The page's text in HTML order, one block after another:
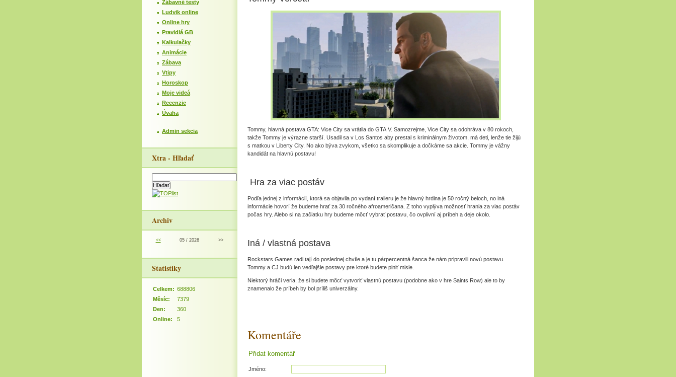
Zábavné testy
Ludvik online
Online hry
Pravidlá GB
Kalkulačky
Animácie
Zábava
Vtipy
Horoskop
Moje videá
Recenzie
Úvaha
Admin sekcia
Xtra - Hľadať
Archiv
<< 05 / 2026 >>
Statistiky
Online: 5
Celkem: 688806
Měsíc:
7379
Den:
360
Tommy, hlavná postava GTA: Vice City sa vrátila do GTA V. Samozrejme, Vice City sa odohráva v 80 rokoch,
takže Tommy je výrazne starší. Usadil sa v Los Santos aby prestal s kriminálnym životom, má deti, lenže tie žijú
s matkou v Liberty City. No ako býva zvykom, všetko sa skomplikuje a dočkáme sa akcie. Tommy je vážny
kandidát na hlavnú postavu!
Hra za viac postáv
Podľa jednej z informácií, ktorá sa objavila po vydaní traileru je že hlavný hrdina je 50 ročný beloch, no iná
informácie hovorí že budeme hrať za 30 ročného afroameričana. Z toho vyplýva možnosť hrania za viac postáv
počas hry. Alebo si na začiatku hry budeme môcť vybrať postavu, čo ovplivní aj príbeh a deje okolo.
Iná / vlastná postava
Rockstars Games radi tají do poslednej chvíle a je tu párpercentná šanca že nám pripravili novú postavu.
Tommy a CJ budú len vedľajšie postavy pre ktoré budete plniť misie.
Niektorý hráči veria, že si budete môcť vytvoriť vlastnú postavu (podobne ako v hre Saints Row) ale to by
znamenalo že príbeh by bol príliš univerzálny.
Komentáře
Přidat komentář
Jméno: